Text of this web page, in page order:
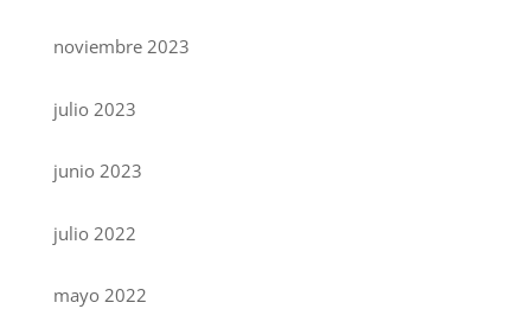
noviembre 2023
julio 2023
junio 2023
julio 2022
mayo 2022